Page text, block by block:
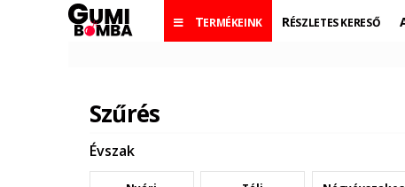
TERMÉKEINK RÉSZLETES KERESŐ
Szűrés
Évszak